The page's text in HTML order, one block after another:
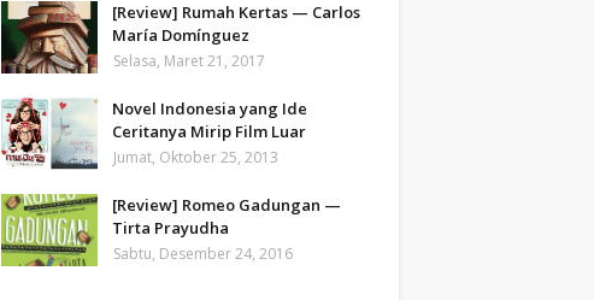
[Review] Rumah Kertas — Carlos
María Domínguez
Selasa, Maret 21, 2017
Novel Indonesia yang Ide
Ceritanya Mirip Film Luar
Jumat, Oktober 25, 2013
[Review] Romeo Gadungan —
Tirta Prayudha
Sabtu, Desember 24, 2016